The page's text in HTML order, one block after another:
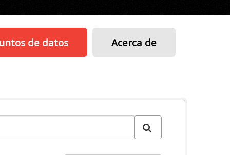
de datos Acerca de